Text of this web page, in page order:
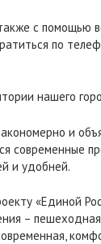
с помощью
по
нашего
и
современные
и удобней.
«Единой
–